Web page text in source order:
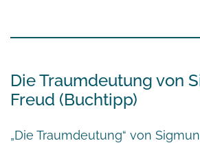
Die Traumdeutung von
Freud (Buchtipp)
„Die Traumdeutung“ von